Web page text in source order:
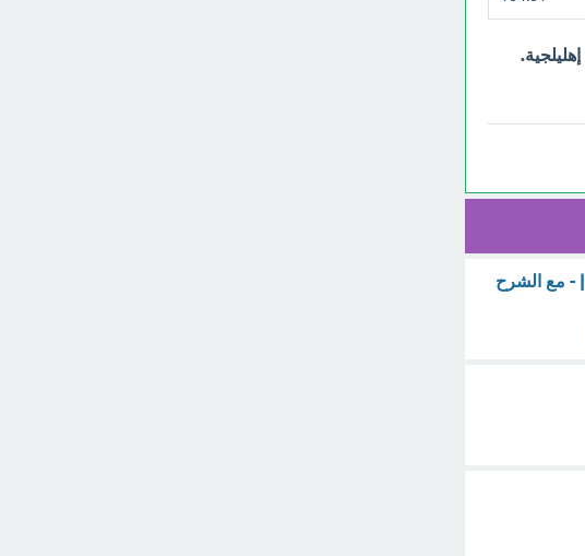
- مع الشرح